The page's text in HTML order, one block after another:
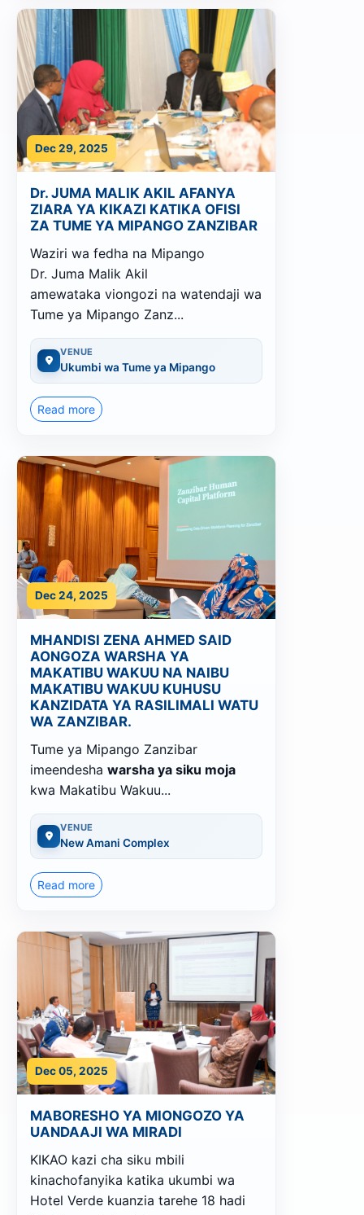
Dec 29, 2025
Dr. JUMA MALIK AKIL AFANYA
ZIARA YA KIKAZI KATIKA OFISI
ZA TUME YA MIPANGO ZANZIBAR
Waziri wa fedha na Mipango
Dr. Juma Malik Akil
amewataka viongozi na watendaji wa
Tume ya Mipango Zanz...
VENUE
Ukumbi wa Tume ya Mipango
Read more
Dec 24, 2025
MHANDISI ZENA AHMED SAID
AONGOZA WARSHA YA
MAKATIBU WAKUU NA NAIBU
MAKATIBU WAKUU KUHUSU
KANZIDATA YA RASILIMALI WATU
WA ZANZIBAR.
Tume ya Mipango Zanzibar
imeendesha warsha ya siku moja
kwa Makatibu Wakuu...
VENUE
New Amani Complex
Read more
Dec 05, 2025
MABORESHO YA MIONGOZO YA
UANDAAJI WA MIRADI
KIKAO kazi cha siku mbili
kinachofanyika katika ukumbi wa
Hotel Verde kuanzia tarehe 18 hadi